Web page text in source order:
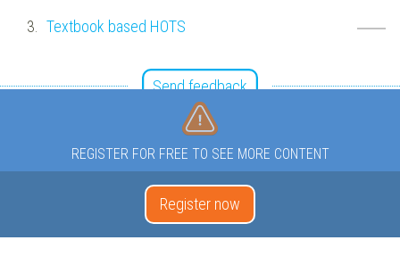
Textbook based HOTS
Send feedback
REGISTER FOR FREE TO SEE MORE CONTENT
Register now